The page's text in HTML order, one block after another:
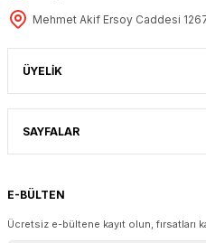
Mehmet Akif Ersoy Caddesi
ÜYELİK
SAYFALAR
E-BÜLTEN
Ücretsiz e-bültene kayıt olun, fırsatları